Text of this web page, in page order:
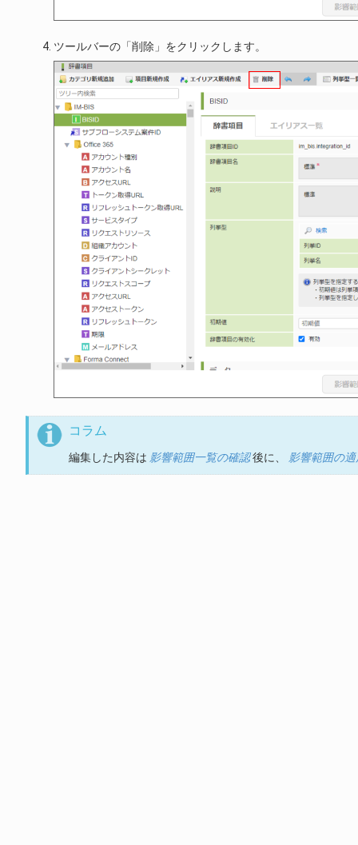
ツールバーの「削除」をクリックします。
コラム
編集した内容は 影響範囲一覧の確認後に、 影響範囲の適